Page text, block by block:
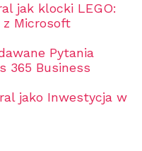
jak klocki LEGO:
z Microsoft
Pytania
365 Business
jako Inwestycja w